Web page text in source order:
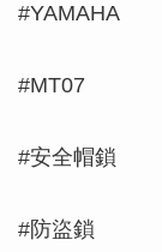
#YAMAHA
#MT07
#安全帽鎖
#防盜鎖